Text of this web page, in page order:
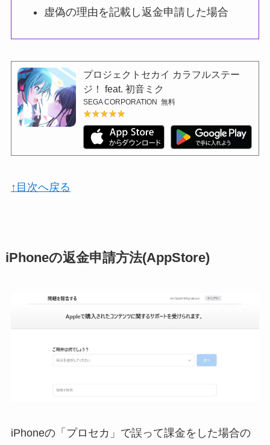
虚偽の理由を記載し返金申請した場合
プロジェクトセカイ カラフルステー
ジ！ feat. 初音ミク
SEGA CORPORATION 無料
★★★★★
★★★★★
↑目次へ戻る
iPhoneの返金申請方法(AppStore)
iPhoneの「プロセカ」で誤って課金をした場合の